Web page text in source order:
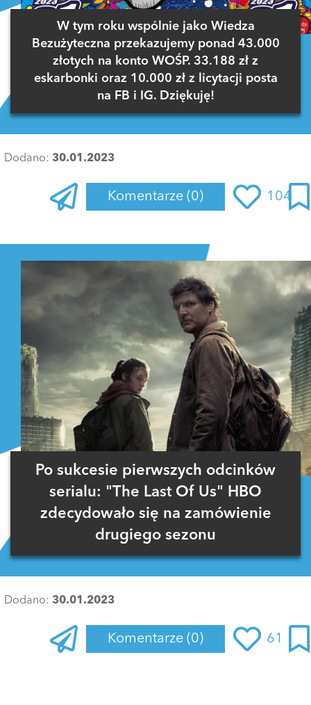
W tym roku wspólnie jako Wiedza
Bezużyteczna przekazujemy ponad 43.000
złotych na konto WOŚP. 33.188 zł z
eskarbonki oraz 10.000 zł z licytacji posta
na FB i IG. Dziękuję!
Dodano: 30.01.2023
Komentarze (0) 104
Po sukcesie pierwszych odcinków
serialu: "The Last Of Us" HBO
zdecydowało się na zamówienie
drugiego sezonu
Dodano: 30.01.2023
Komentarze (0) 61